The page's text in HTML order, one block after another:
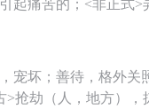
起痛苦的；<非正式>
宠坏；善待，格外
>抢劫（人，地方），